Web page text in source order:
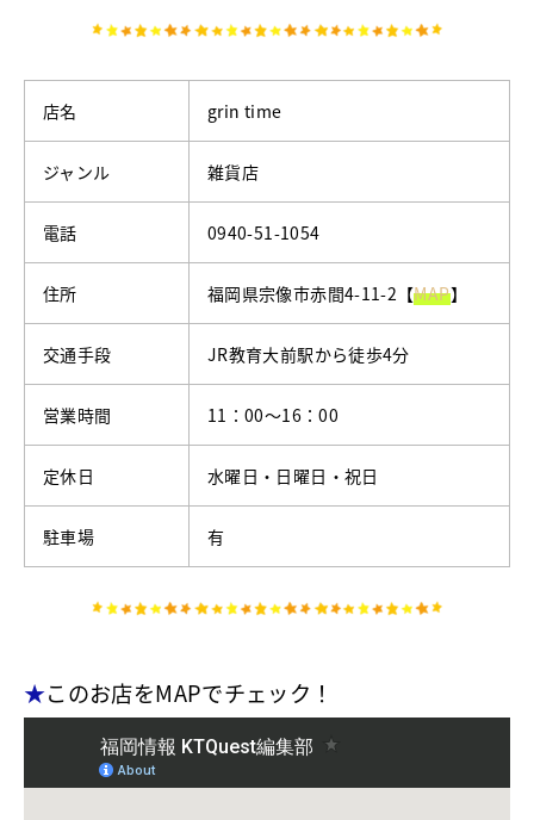
店名 grin time
ジャンル 雑貨店
電話 0940-51-1054
住所 福岡県宗像市赤間4-11-2【MAP】
交通手段 JR教育大前駅から徒歩4分
営業時間 11：00〜16：00
定休日 水曜日・日曜日・祝日
駐車場 有
★このお店をMAPでチェック！